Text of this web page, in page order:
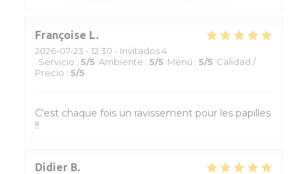
Françoise L
2026-07-23 - 12:30 - Invitados 4
Servicio : 5/5 Ambiente : 5/5 Menú : 5/5 Calidad /
Precio : 5/5
C'est chaque fois un ravissement pour les papilles
!!
Didier B